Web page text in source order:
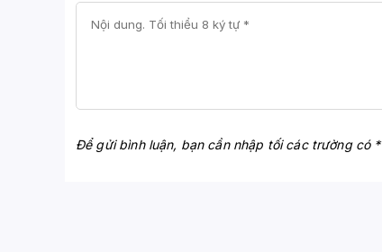
Để gửi bình luận, bạn cần nhập tối các trường có *